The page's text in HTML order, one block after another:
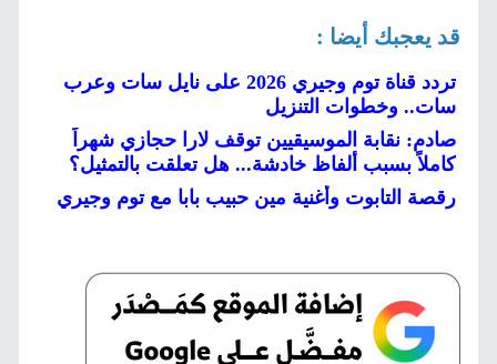
قد يعجبك أيضا :
تردد قناة توم وجيري 2026 على نايل سات وعرب
سات.. وخطوات التنزيل
صادم: نقابة الموسيقيين توقف لارا حجازي شهراً
كاملاً بسبب ألفاظ خادشة... هل تعلقت بالتمثيل؟
رقصة التابوت وأغنية مين حبيب بابا مع توم وجيري